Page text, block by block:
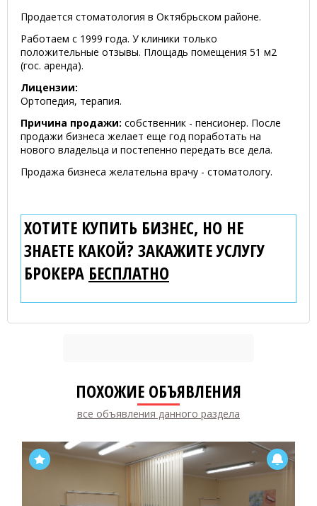
Продается стоматология в Октябрьском районе.
Работаем с 1999 года. У клиники только
положительные отзывы. Площадь помещения 51 м2
(гос. аренда).
Лицензии:
Ортопедия, терапия.
Причина продажи: собственник - пенсионер. После
продажи бизнеса желает еще год поработать на
нового владельца и постепенно передать все дела.
Продажа бизнеса желательна врачу - стоматологу.
ХОТИТЕ КУПИТЬ БИЗНЕС, НО НЕ
ЗНАЕТЕ КАКОЙ? ЗАКАЖИТЕ УСЛУГУ
БРОКЕРА БЕСПЛАТНО
ПОХОЖИЕ ОБЪЯВЛЕНИЯ
все объявления данного раздела